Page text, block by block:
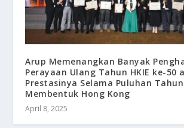
Arup Memenangkan Banyak
Perayaan Ulang Tahun HKIE ke-50
Prestasinya Selama Puluhan
Membentuk Hong Kong
April 8, 2025